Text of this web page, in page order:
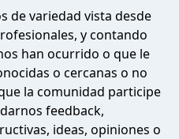
de variedad vista desde
y contando
han ocurrido o que le
o cercanas o no
la comunidad participe
feedback,
ideas, opiniones o